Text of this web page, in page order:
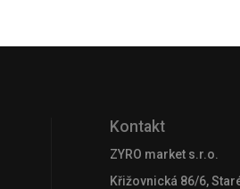
Kontakt
ZYRO market s.r.o.
Křižovnická 86/6,